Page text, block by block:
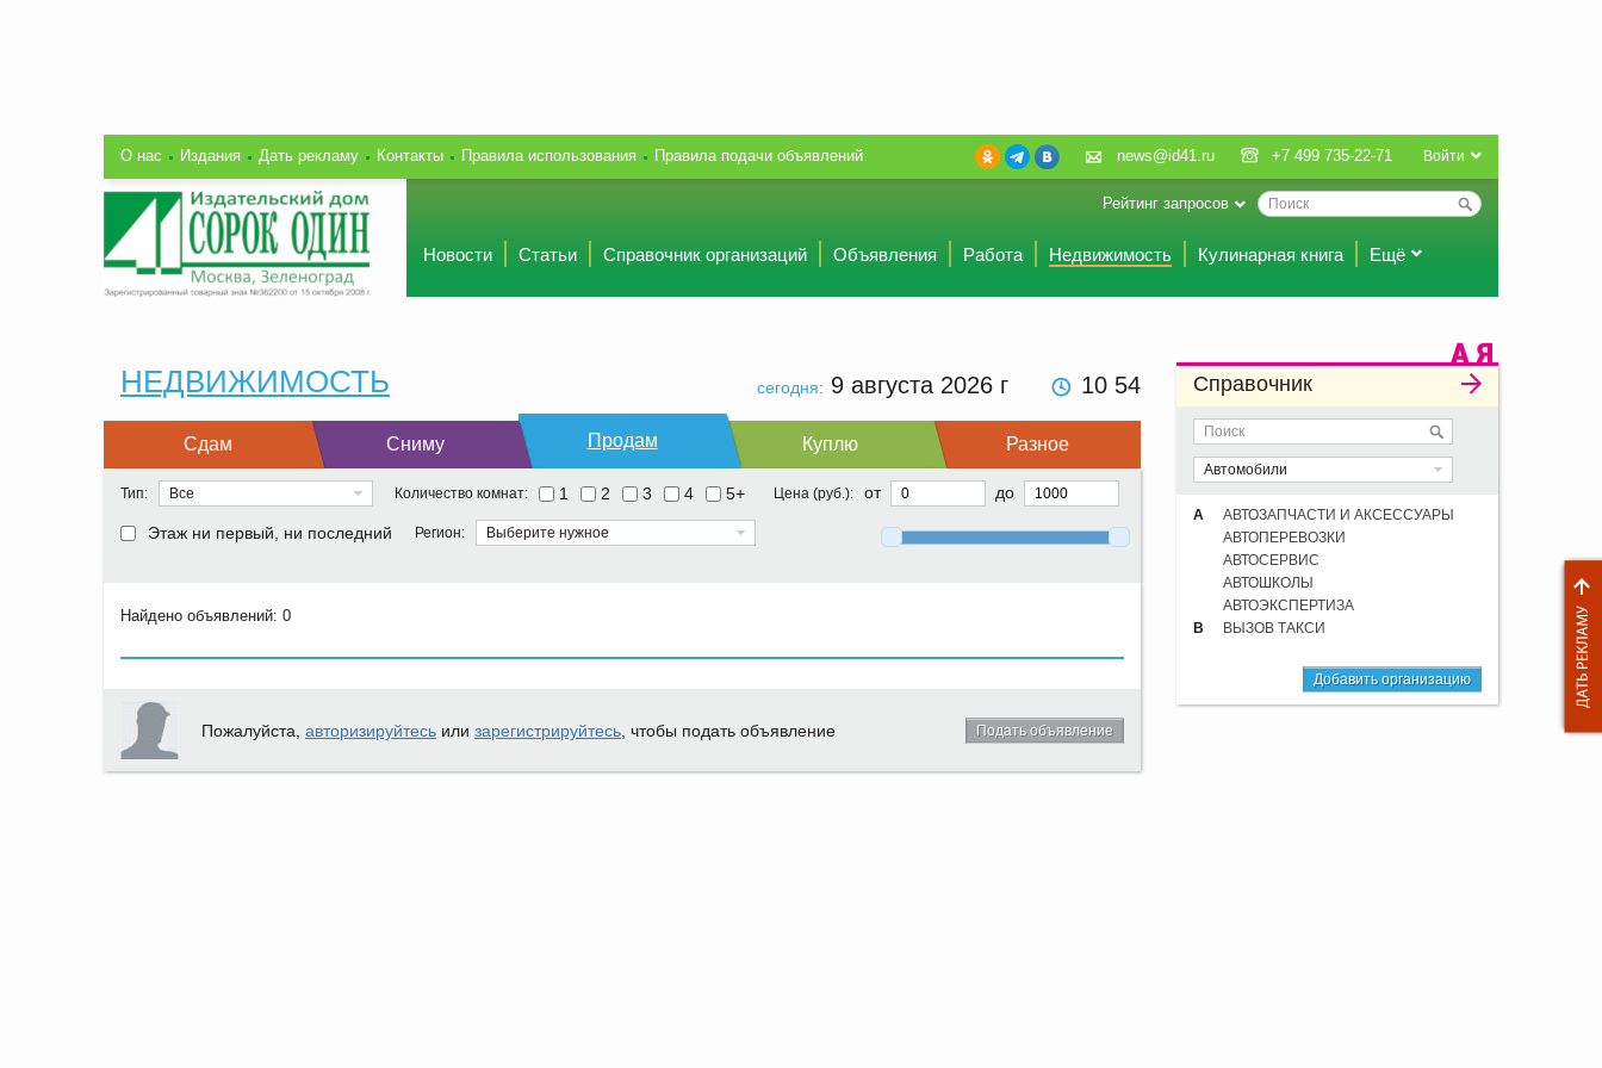
О нас Издания Дать рекламу Контакты Правила использования Правила подачи объявлений Войти
news@id41.ru +7 499 735-22-71
Рейтинг запросов
Новости Статьи Справочник организаций Объявления Работа Недвижимость Кулинарная книга Ещё
сегодня: 9 августа 2026 г 10 54
НЕДВИЖИМОСТЬ
Сдам Сниму Продам Куплю Разное
Тип: Все Количество комнат: 1 2 3 4 5+ Цена (руб.): от до
Этаж ни первый, ни последний Регион: Выберите нужное
Найдено объявлений: 0
Подать объявление
Пожалуйста, авторизируйтесь или зарегистрируйтесь , чтобы подать объявление
Справочник
Автомобили
А
АВТОЗАПЧАСТИ И АКСЕССУАРЫ
АВТОПЕРЕВОЗКИ
АВТОСЕРВИС
АВТОШКОЛЫ
АВТОЭКСПЕРТИЗА
В
ВЫЗОВ ТАКСИ
Добавить организацию